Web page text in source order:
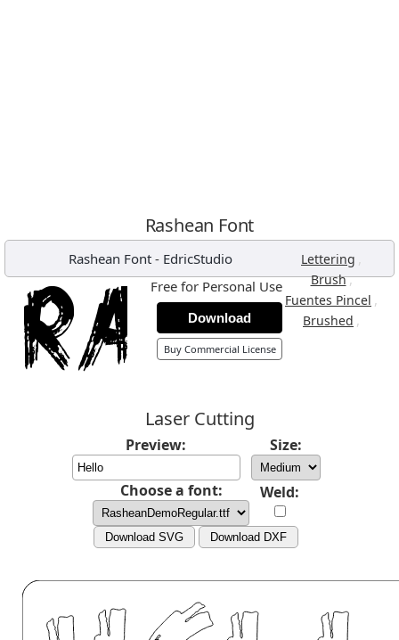
Rashean Font
Rashean Font - EdricStudio Lettering ,
Brush,
Fuentes Pincel ,
Brushed ,
Free for Personal Use
Download
Buy Commercial License
Laser Cutting
Preview: Size:
Choose a font: Weld:
Download SVG Download DXF